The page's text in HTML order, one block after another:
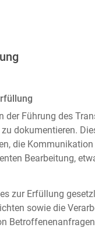
Führung des
dokumentieren.
die
Bearbeitung,
zur Erfüllung
sowie die